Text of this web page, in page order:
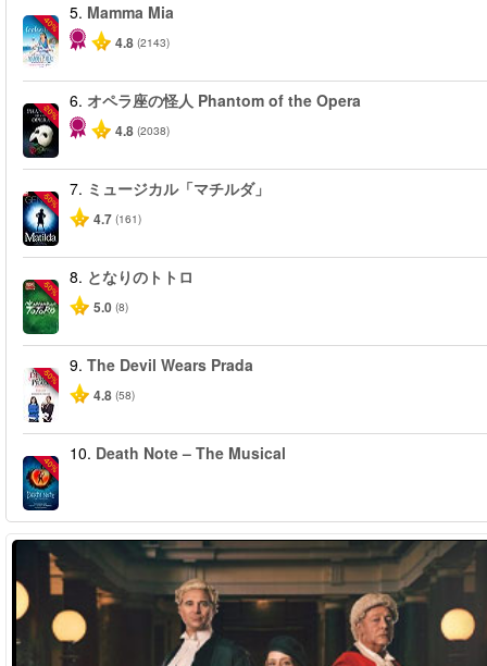
-40%
5. Mamma Mia
4.8 (2143)
-20%
6. オペラ座の怪人 Phantom of the Opera
4.8 (2038)
-50%
7. ミュージカル「マチルダ」
4.7 (161)
-50%
8. となりのトトロ
5.0 (8)
-50%
9. The Devil Wears Prada
4.8 (58)
-40%
10. Death Note – The Musical